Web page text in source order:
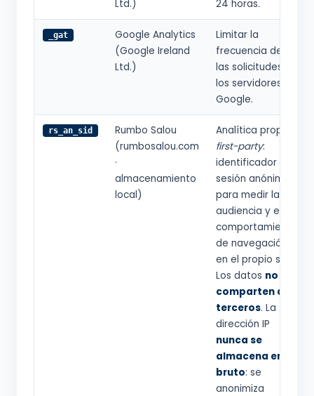
Ltd.) 24 horas.
_gat
Google Analytics
(Google Ireland
Ltd.)
Limitar la
frecuencia de
las solicitudes a
los servidores de
Google.
rs_an_sid
Rumbo Salou
(rumbosalou.com
·
almacenamiento
local)
Analítica propia
first-party:
identificador de
sesión anónimo
para medir la
audiencia y el
comportamiento
de navegación
en el propio sitio.
Los datos no se
comparten con
terceros. La
dirección IP
nunca se
almacena en
bruto: se
anonimiza